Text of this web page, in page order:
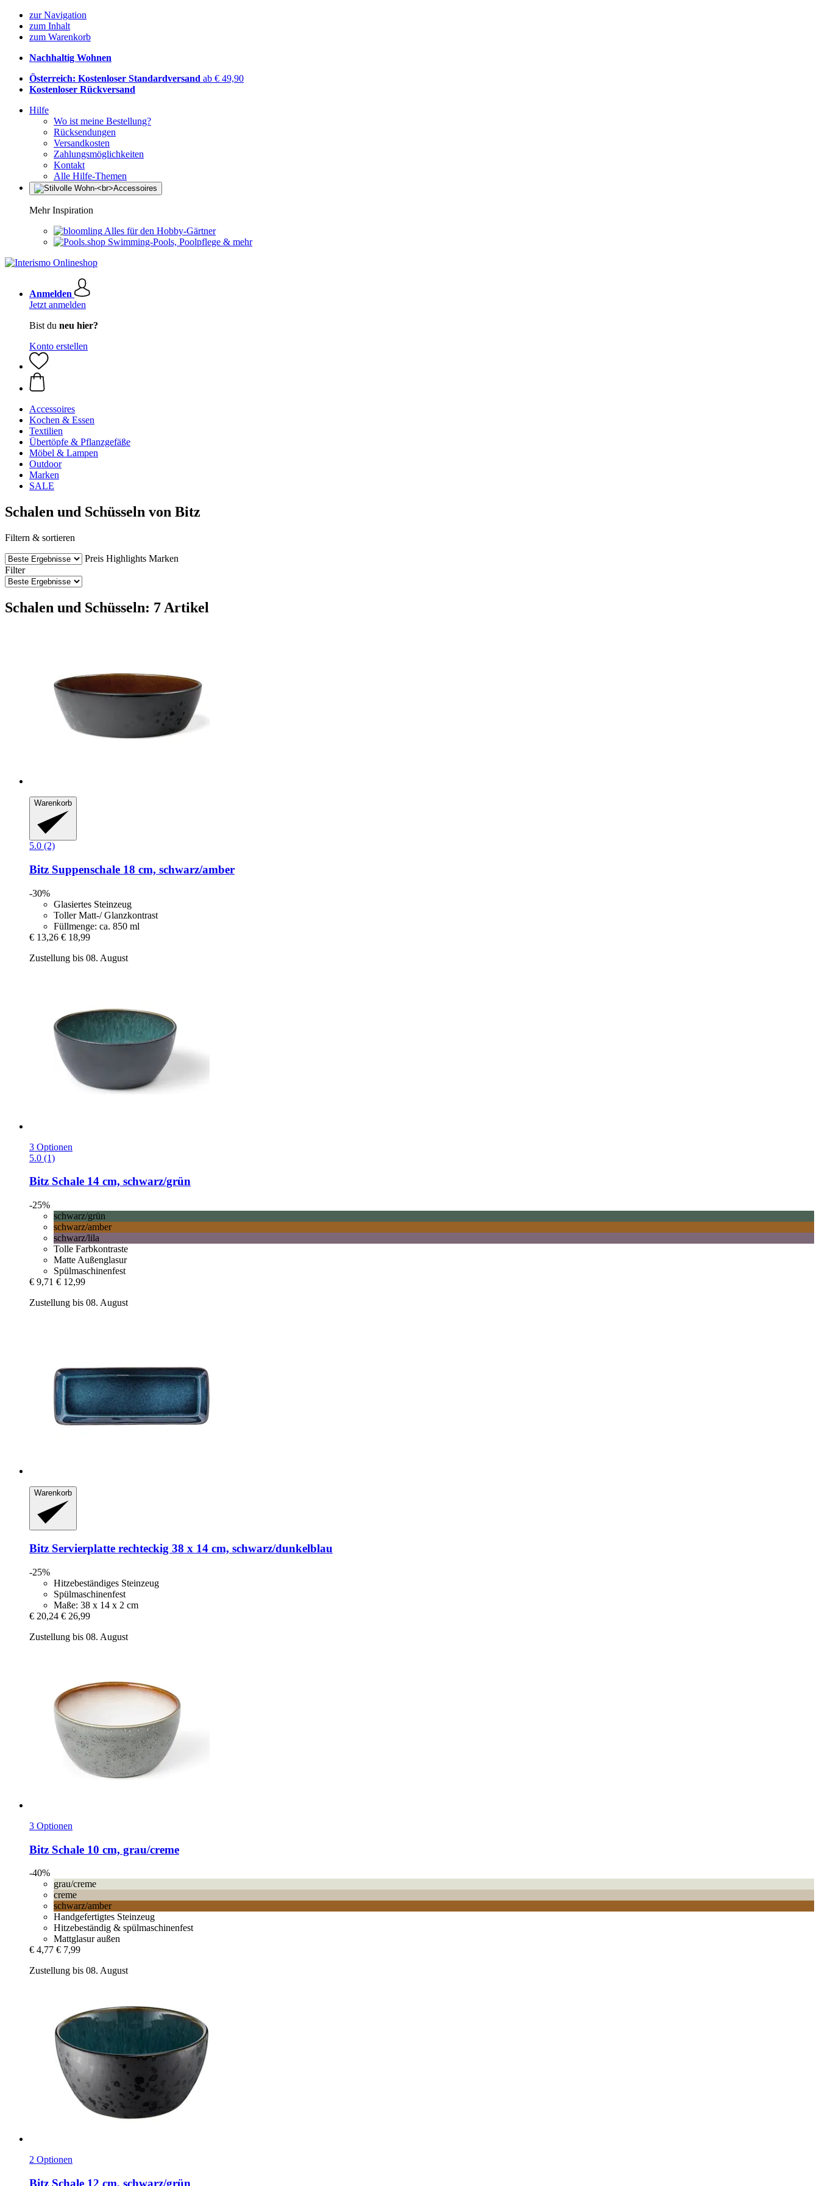
zur Navigation
zum Inhalt
zum Warenkorb
Nachhaltig Wohnen
Österreich: Kostenloser Standardversand ab € 49,90
Kostenloser Rückversand
Hilfe
Wo ist meine Bestellung?
Rücksendungen
Versandkosten
Zahlungsmöglichkeiten
Kontakt
Alle Hilfe-Themen
Mehr Inspiration
Alles für den Hobby-Gärtner
Swimming-Pools, Poolpflege & mehr
Anmelden
Jetzt anmelden
Bist du neu hier?
Konto erstellen
Accessoires
Kochen & Essen
Textilien
Übertöpfe & Pflanzgefäße
Möbel & Lampen
Outdoor
Marken
SALE
Schalen und Schüsseln von Bitz
Filtern & sortieren
Preis Highlights Marken
Filter
Schalen und Schüsseln: 7 Artikel
Warenkorb
5.0 (2)
Bitz Suppenschale 18 cm, schwarz/amber
-30%
Glasiertes Steinzeug
Toller Matt-/ Glanzkontrast
Füllmenge: ca. 850 ml
€ 13,26 € 18,99
Zustellung bis 08. August
3 Optionen
5.0 (1)
Bitz Schale 14 cm, schwarz/grün
-25%
schwarz/grün
schwarz/amber
schwarz/lila
Tolle Farbkontraste
Matte Außenglasur
Spülmaschinenfest
€ 9,71 € 12,99
Zustellung bis 08. August
Warenkorb
Bitz Servierplatte rechteckig 38 x 14 cm, schwarz/dunkelblau
-25%
Hitzebeständiges Steinzeug
Spülmaschinenfest
Maße: 38 x 14 x 2 cm
€ 20,24 € 26,99
Zustellung bis 08. August
3 Optionen
Bitz Schale 10 cm, grau/creme
-40%
grau/creme
creme
schwarz/amber
Handgefertigtes Steinzeug
Hitzebeständig & spülmaschinenfest
Mattglasur außen
€ 4,77 € 7,99
Zustellung bis 08. August
2 Optionen
Bitz Schale 12 cm, schwarz/grün